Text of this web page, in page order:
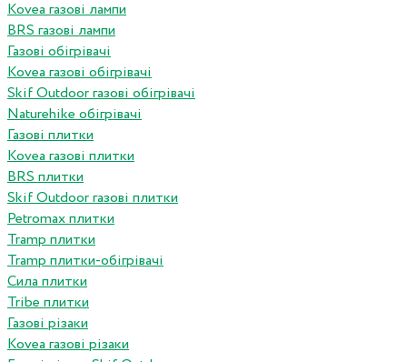
Kovea газові лампи
BRS газові лампи
Газові обігрівачі
Kovea газові обігрівачі
Skif Outdoor газові обігрівачі
Naturehike обігрівачі
Газові плитки
Kovea газові плитки
BRS плитки
Skif Outdoor газові плитки
Petromax плитки
Tramp плитки
Tramp плитки-обігрівачі
Сила плитки
Tribe плитки
Газові різаки
Kovea газові різаки